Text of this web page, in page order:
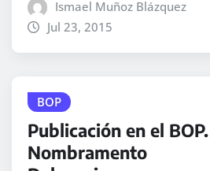
Ismael Muñoz Blázquez
Jul 23, 2015
BOP
Publicación en el BOP.
Nombramento